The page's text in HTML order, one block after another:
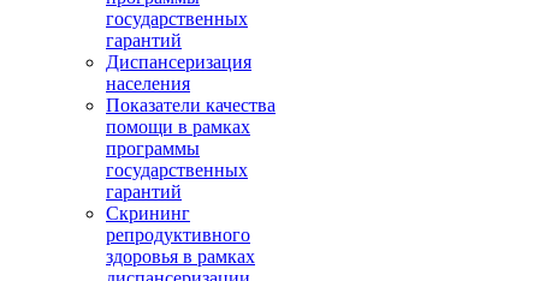
государственных
гарантий
Диспансеризация
населения
Показатели качества
помощи в рамках
программы
государственных
гарантий
Скрининг
репродуктивного
здоровья в рамках